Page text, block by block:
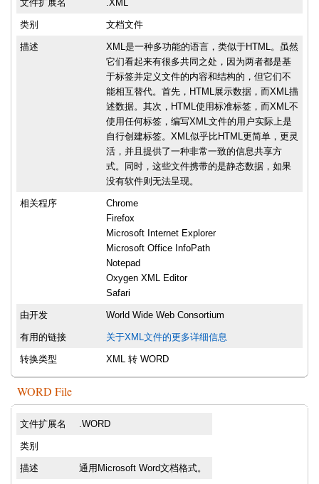
文件扩展名 .XML
类别 文档文件
描述
XML是一种多功能的语言，类似于HTML。虽然
它们看起来有很多共同之处，因为两者都是基
于标签并定义文件的内容和结构的，但它们不
能相互替代。首先，HTML展示数据，而XML描
述数据。其次，HTML使用标准标签，而XML不
使用任何标签，编写XML文件的用户实际上是
自行创建标签。XML似乎比HTML更简单，更灵
活，并且提供了一种非常一致的信息共享方
式。同时，这些文件携带的是静态数据，如果
没有软件则无法呈现。
相关程序
Chrome
Firefox
Microsoft Internet Explorer
Microsoft Office InfoPath
Notepad
Oxygen XML Editor
Safari
由开发 World Wide Web Consortium
有用的链接 关于XML文件的更多详细信息
转换类型 XML 转 WORD
WORD File
文件扩展名 .WORD
类别
描述 通用Microsoft Word文档格式。